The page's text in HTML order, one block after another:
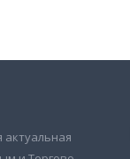
актуальная